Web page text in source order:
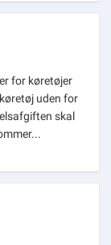
for køretøjer
uden for
skal